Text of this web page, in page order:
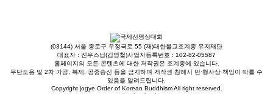
(03144) 서울 종로구 우정국로 55 (재)대한불교조계종 유지재단
대표자 : 진우스님(김영철)사업자등록번호 : 102-82-05587
홈페이지의 모든 콘텐츠에 대한 저작권은 조계종에 있습니다.
무단도용 및 2차 가공, 복제, 공중송신 등을 금지하며 저작권 침해시 민·형사상 책임이 따를 수
있음을 알려드립니다.
Copyright jogye Order of Korean Buddhism All right reserved.